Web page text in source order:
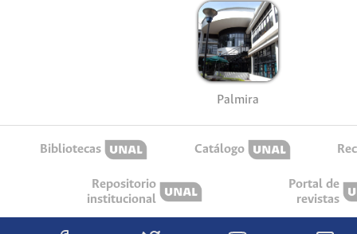
Palmira
Bibliotecas Catálogo
Repositorio
institucional
Portal de
revistas